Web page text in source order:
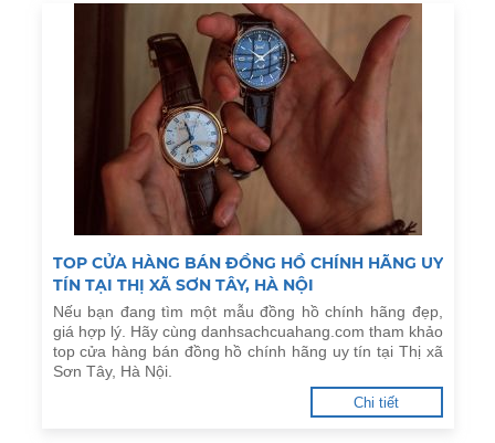
TOP CỬA HÀNG BÁN ĐỒNG HỒ CHÍNH HÃNG UY
TÍN TẠI THỊ XÃ SƠN TÂY, HÀ NỘI
Nếu bạn đang tìm một mẫu đồng hồ chính hãng đẹp,
giá hợp lý. Hãy cùng danhsachcuahang.com tham khảo
top cửa hàng bán đồng hồ chính hãng uy tín tại Thị xã
Sơn Tây, Hà Nội.
Chi tiết